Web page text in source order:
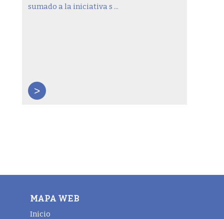
sumado a la iniciativa s ...
>
MAPA WEB
Inicio